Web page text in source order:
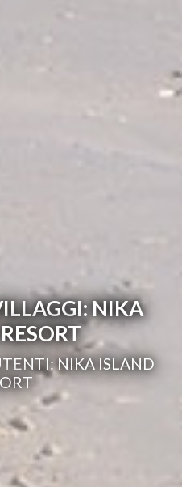
NIKA
NIKA ISLAND